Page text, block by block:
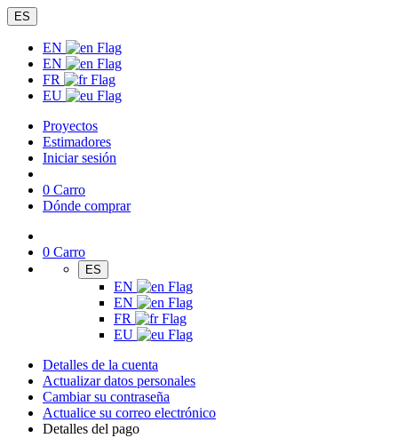
ES
EN
EN
FR
EU
Proyectos
Estimadores
Iniciar sesión
0 Carro
Dónde comprar
0 Carro
ES
EN
EN
FR
EU
Detalles de la cuenta
Actualizar datos personales
Cambiar su contraseña
Actualice su correo electrónico
Detalles del pago